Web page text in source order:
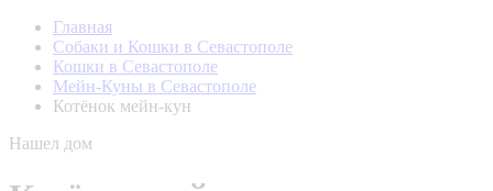
Главная
Собаки и Кошки в Севастополе
Кошки в Севастополе
Мейн-Куны в Севастополе
Котёнок мейн-кун
Нашел дом